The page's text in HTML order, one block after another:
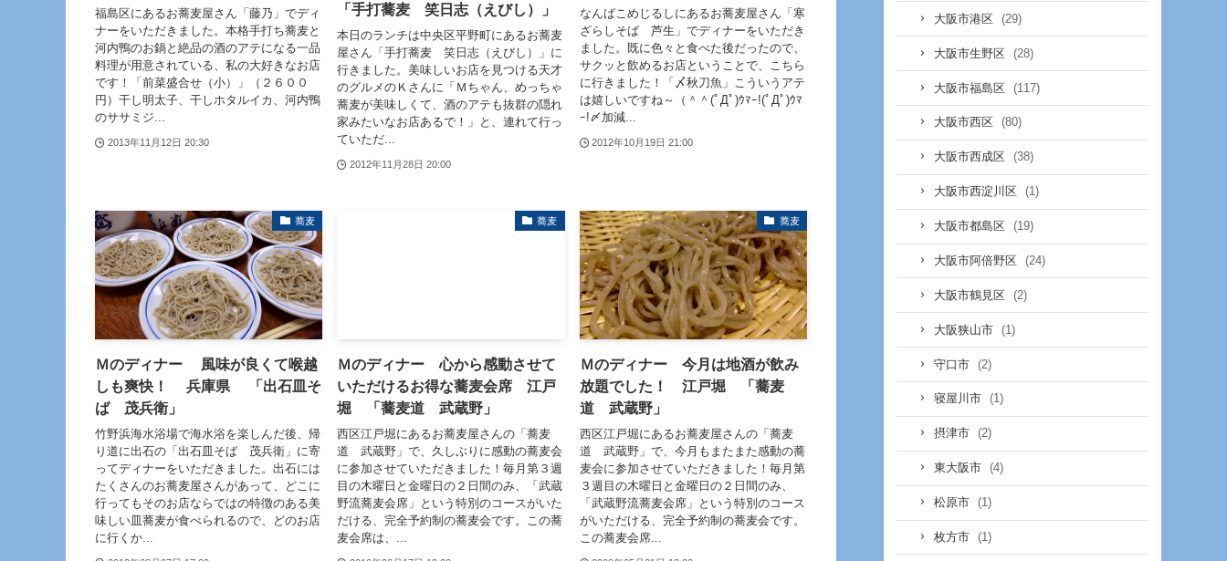
福島区にあるお蕎麦屋さん「藤乃」でディ
ナーをいただきました。本格手打ち蕎麦と
河内鴨のお鍋と絶品の酒のアテになる一品
料理が用意されている、私の大好きなお店
です！「前菜盛合せ（小）」（２６００
円）干し明太子、干しホタルイカ、河内鴨
のササミジ...
2013年11月12日 20:30
「手打蕎麦 笑日志（えびし）」
本日のランチは中央区平野町にあるお蕎麦
屋さん「手打蕎麦 笑日志（えびし）」に
行きました。美味しいお店を見つける天才
のグルメのＫさんに「Ｍちゃん、めっちゃ
蕎麦が美味しくて、酒のアテも抜群の隠れ
家みたいなお店あるで！」と、連れて行っ
ていただ...
2012年11月28日 20:00
なんばこめじるしにあるお蕎麦屋さん「寒
ざらしそば 芦生」でディナーをいただき
ました。既に色々と食べた後だったので、
サクッと飲めるお店ということで、こちら
に行きました！「〆秋刀魚」こういうアテ
は嬉しいですね～（＾＾(ﾟДﾟ)ｳﾏｰ!(ﾟДﾟ)ｳﾏ
ｰ!〆加減...
2012年10月19日 21:00
蕎麦
Ｍのディナー 風味が良くて喉越
しも爽快！ 兵庫県 「出石皿そ
ば 茂兵衛」
竹野浜海水浴場で海水浴を楽しんだ後、帰
り道に出石の「出石皿そば 茂兵衛」に寄
ってディナーをいただきました。出石には
たくさんのお蕎麦屋さんがあって、どこに
行ってもそのお店ならではの特徴のある美
味しい皿蕎麦が食べられるので、どのお店
に行くか...
蕎麦
Ｍのディナー 心から感動させて
いただけるお得な蕎麦会席 江戸
堀 「蕎麦道 武蔵野」
西区江戸堀にあるお蕎麦屋さんの「蕎麦
道 武蔵野」で、久しぶりに感動の蕎麦会
に参加させていただきました！毎月第３週
目の木曜日と金曜日の２日間のみ、「武蔵
野流蕎麦会席」という特別のコースがいた
だける、完全予約制の蕎麦会です。この蕎
麦会席は、...
蕎麦
Ｍのディナー 今月は地酒が飲み
放題でした！ 江戸堀 「蕎麦
道 武蔵野」
西区江戸堀にあるお蕎麦屋さんの「蕎麦
道 武蔵野」で、今月もまたまた感動の蕎
麦会に参加させていただきました！毎月第
３週目の木曜日と金曜日の２日間のみ、
「武蔵野流蕎麦会席」という特別のコース
がいただける、完全予約制の蕎麦会です。
この蕎麦会席...
大阪市港区 (29)
大阪市生野区 (28)
大阪市福島区 (117)
大阪市西区 (80)
大阪市西成区 (38)
大阪市西淀川区 (1)
大阪市都島区 (19)
大阪市阿倍野区 (24)
大阪市鶴見区 (2)
大阪狭山市 (1)
守口市 (2)
寝屋川市 (1)
摂津市 (2)
東大阪市 (4)
松原市 (1)
枚方市 (1)